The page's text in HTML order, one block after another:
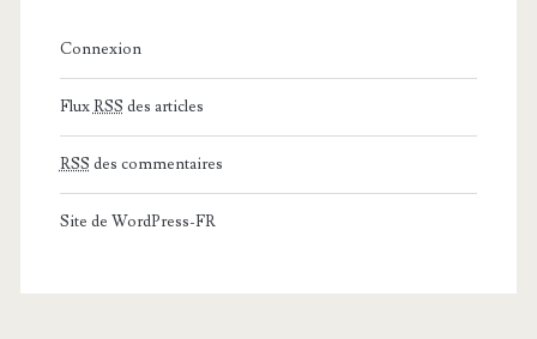
Connexion
FluxRSS des articles
RSS des commentaires
Site de WordPress-FR